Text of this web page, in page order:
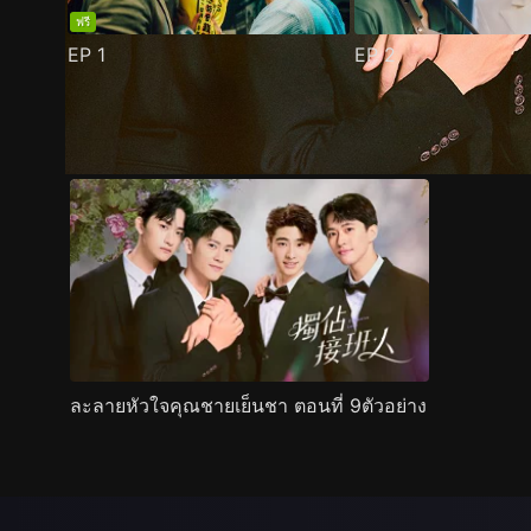
ฟรี
EP 1 EP2
เนื้อหาที่แนะนำ รายละเอียด
ละลายหัวใจคุณชายเย็นชา ตอนที่ 9ตัวอย่าง